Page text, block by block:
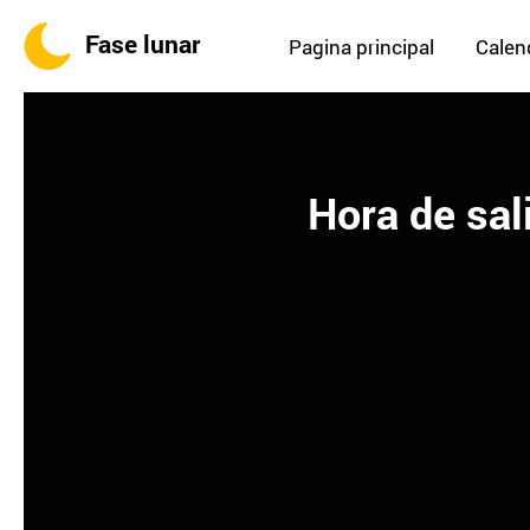
Fase lunar Pagina principal
Hora de